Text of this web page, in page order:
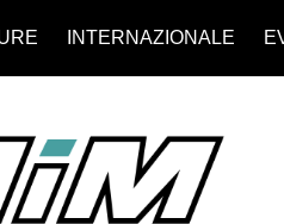
INTERNAZIONALE